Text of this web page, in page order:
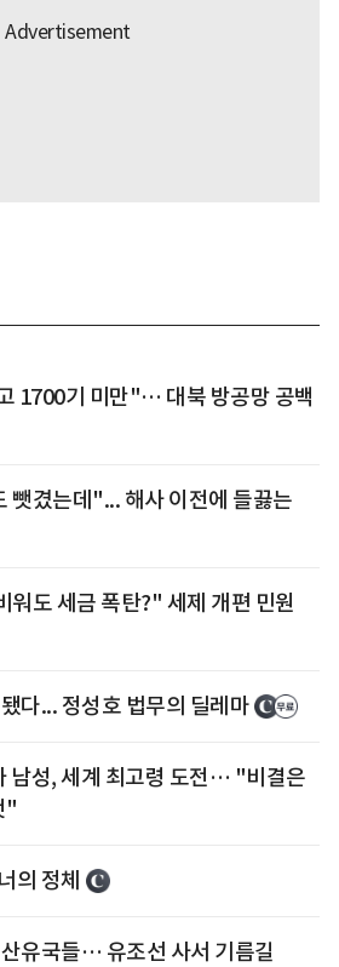
1700기 미만"… 대북 방공망 공백
뺏겼는데"... 해사 이전에 들끓는
워도 세금 폭탄?" 세제 개편 민원
다... 정성호 법무의 딜레마
남성, 세계 최고령 도전… "비결은
"
의 정체
유국들… 유조선 사서 기름길